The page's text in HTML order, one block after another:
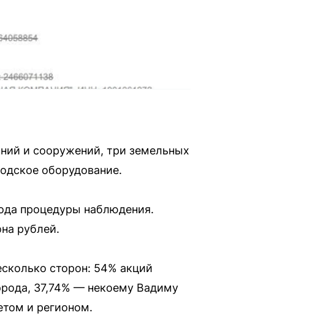
и сооружений, три земельных
оборудование.
процедуры наблюдения.
рублей.
сторон: 54% акций
37,74% — некоему Вадиму
и регионом.